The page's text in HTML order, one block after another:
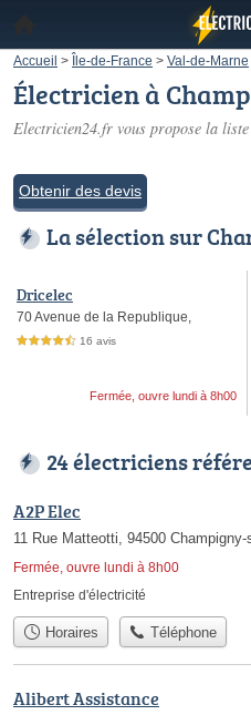
Accueil > Île-de-France > Val-de-Marne
Électricien à
Electricien24.fr vous propose la liste
Obtenir des devis
La sélection sur
Dricelec
70 Avenue de la Republique,
4,5 étoiles sur 5 16 avis
Fermée, ouvre lundi à 8h00
24 électriciens
A2P Elec
11 Rue Matteotti, 94500 Champigny-
Fermée, ouvre lundi à 8h00
Entreprise d'électricité
Horaires Téléphone
Alibert Assistance